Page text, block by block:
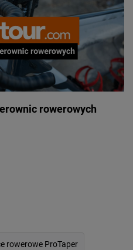
rowerowych
rowerowe ProTaper